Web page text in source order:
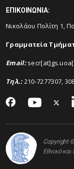
ΕΠΙΚΟΙΝΩΝΙΑ:
Νικολάου Πολίτη 1,
Γραμματεία
Email:
Τηλ.:210-7277307,
Copyright
Εθνικό